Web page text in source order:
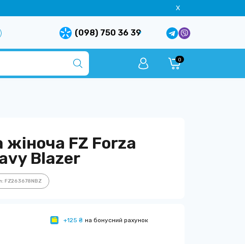
X
(098) 750 36 39
0
FZ Forza
Blazer
FZ263678NBZ
+125 ₴ на бонусний рахунок